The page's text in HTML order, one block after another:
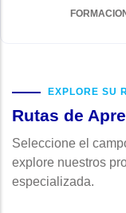
EXPLORE SU
Rutas de
Seleccione el
explore nuestros
especializada.